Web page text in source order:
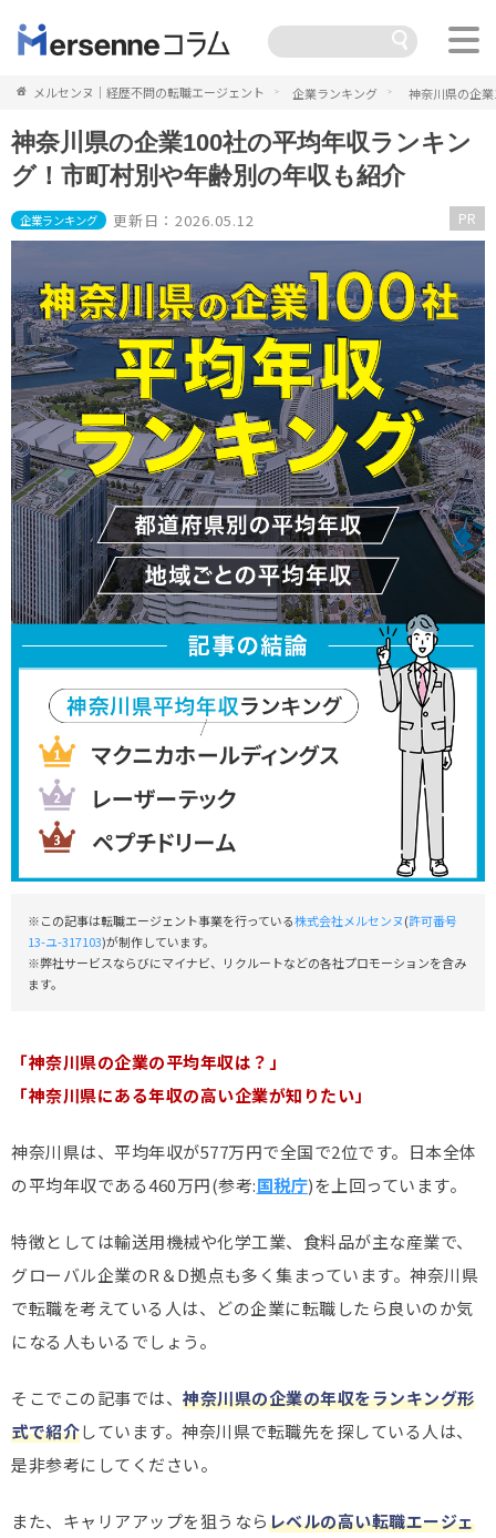
メルセンヌ｜経歴不問の転職エージェント 企業ランキング 神奈川県の企
神奈川県の企業100社の平均年収ランキン
グ！市町村別や年齢別の年収も紹介
企業ランキング 更新日：2026.05.12 PR
※この記事は転職エージェント事業を行っている株式会社メルセンヌ(許可番号
13-ユ-317103)が制作しています。
※弊社サービスならびにマイナビ、リクルートなどの各社プロモーションを含み
ます。
「神奈川県の企業の平均年収は？」
「神奈川県にある年収の高い企業が知りたい」
神奈川県は、平均年収が577万円で全国で2位です。日本全体
の平均年収である460万円(参考:国税庁)を上回っています。
特徴としては輸送用機械や化学工業、食料品が主な産業で、
グローバル企業のR＆D拠点も多く集まっています。神奈川県
で転職を考えている人は、どの企業に転職したら良いのか気
になる人もいるでしょう。
そこでこの記事では、 神奈川県の企業の年収をランキング形
式で紹介しています。神奈川県で転職先を探している人は、
是非参考にしてください。
また、キャリアアップを狙うならレベルの高い転職エージェ